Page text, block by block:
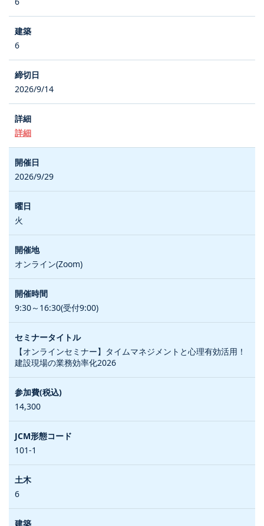
6
2026/9/14
詳細
2026/9/29
火
オンライン(Zoom)
9:30～16:30(受付9:00)
【オンラインセミナー】タイムマネジメントと心理有効活用！
建設現場の業務効率化2026
14,300
101-1
6